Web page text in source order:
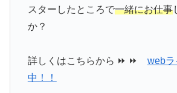
スターしたところで一緒にお仕事
か？
詳しくはこちらから ⏩ ⏩ web
中！！